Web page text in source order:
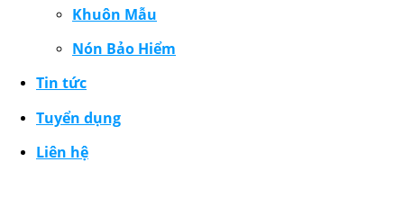
Khuôn Mẫu
Nón Bảo Hiểm
Tin tức
Tuyển dụng
Liên hệ